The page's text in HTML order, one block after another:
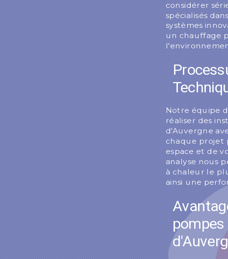
considérer
spécialisés
systèmes
un chauffage
Notre équipe
réaliser des
d'Auvergne
chaque projet
espace et de
analyse nous
à chaleur le
ainsi une